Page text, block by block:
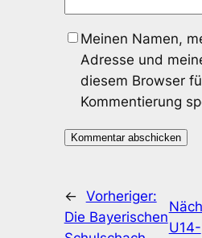
Meinen Namen,
Adresse und
diesem Browser
Kommentierung
← Vorheriger:
Die Bayerischen
U14-